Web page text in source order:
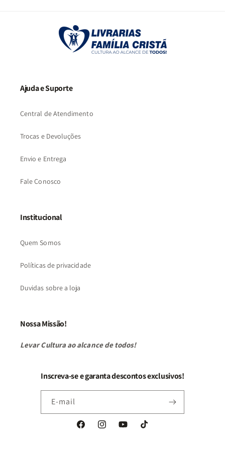
Ajuda e Suporte
Central de Atendimento
Trocas e Devoluções
Envio e Entrega
Fale Conosco
Institucional
Quem Somos
Políticas de privacidade
Duvidas sobre a loja
Nossa Missão!
Levar Cultura ao alcance de todos!
Inscreva-se e garanta descontos exclusivos!
E-mail
FacebookInstagramYouTubeTikTok